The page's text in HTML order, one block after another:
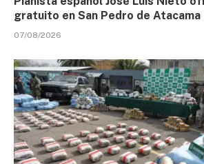
gratuito en San Pedro de Atacama
07/08/2026